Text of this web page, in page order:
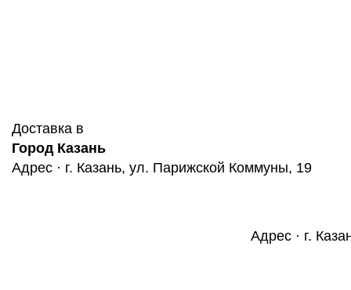
Доставка в
Город Казань
Адрес · г. Казань, ул. Парижской Коммуны, 19
Адрес · г.